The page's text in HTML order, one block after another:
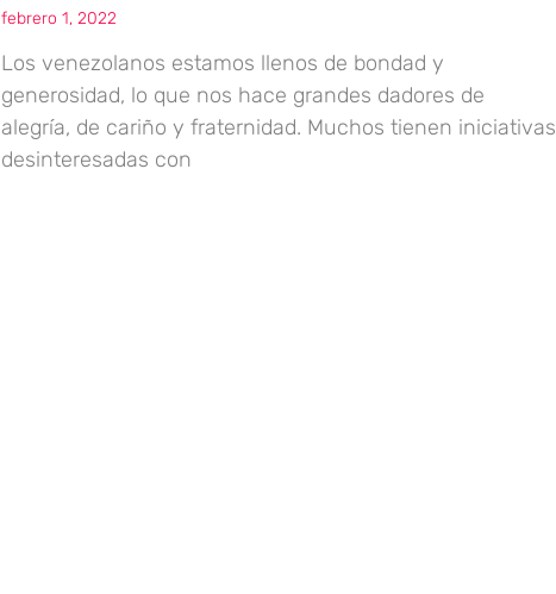
febrero 1, 2022
Los venezolanos estamos llenos de bondad y
generosidad, lo que nos hace grandes dadores de
alegría, de cariño y fraternidad. Muchos tienen iniciativas
desinteresadas con